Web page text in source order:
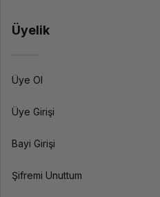
Üyelik
Üye Ol
Üye Girişi
Bayi Girişi
Şifremi Unuttum